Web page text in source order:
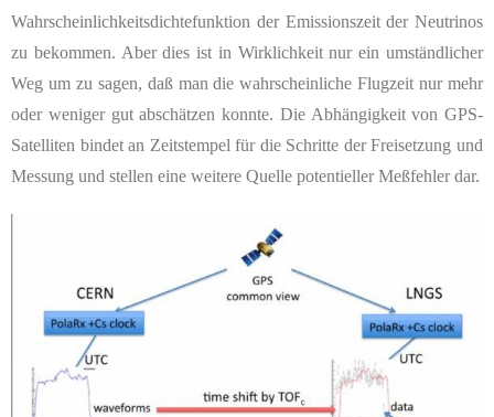
Wahrscheinlichkeitsdichtefunktion der Emissionszeit der Neutrinos
zu bekommen. Aber dies ist in Wirklichkeit nur ein umständlicher
Weg um zu sagen, daß man die wahrscheinliche Flugzeit nur mehr
oder weniger gut abschätzen konnte. Die Abhängigkeit von GPS-
Satelliten bindet an Zeitstempel für die Schritte der Freisetzung und
Messung und stellen eine weitere Quelle potentieller Meßfehler dar.